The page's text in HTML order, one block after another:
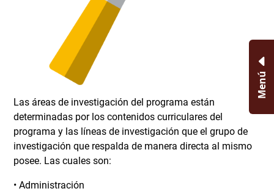
Las áreas de investigación del programa están
determinadas por los contenidos curriculares del
programa y las líneas de investigación que el grupo de
investigación que respalda de manera directa al mismo
posee. Las cuales son:
• Administración
Menú